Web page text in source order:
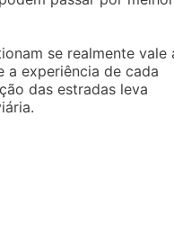
se realmente vale
a experiência de cada
das estradas leva